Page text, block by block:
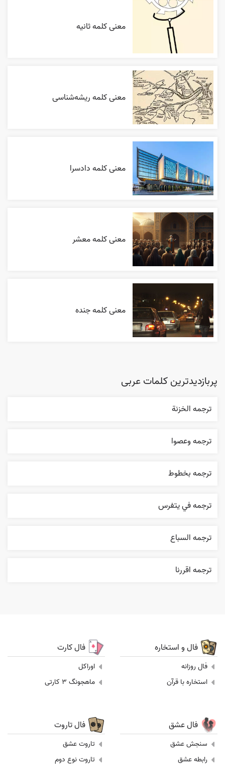
معنی کلمه ثانیه
معنی کلمه ریشه‌شناسی
معنی کلمه دادسرا
معنی کلمه معشر
معنی کلمه جنده
پربازدیدترین کلمات عربی
ترجمه الخزنة
ترجمه وعصوا
ترجمه بخطوط
ترجمه في يتفرس
ترجمه السباع
ترجمه اقررنا
فال و استخاره
فال روزانه
استخاره با قرآن
فال کارت
اوراکل
ماهجونگ 3 کارتی
فال عشق
سنجش عشق
رابطه عشق
فال تاروت
تاروت عشق
تاروت نوع دوم